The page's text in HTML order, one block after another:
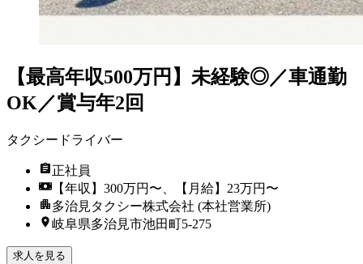
【最高年収500万円】未経験◎／車通勤
OK／賞与年2回
タクシードライバー
正社員
【年収】300万円〜、【月給】23万円〜
多治見タクシー株式会社 (本社営業所)
岐阜県多治見市池田町5-275
求人を見る